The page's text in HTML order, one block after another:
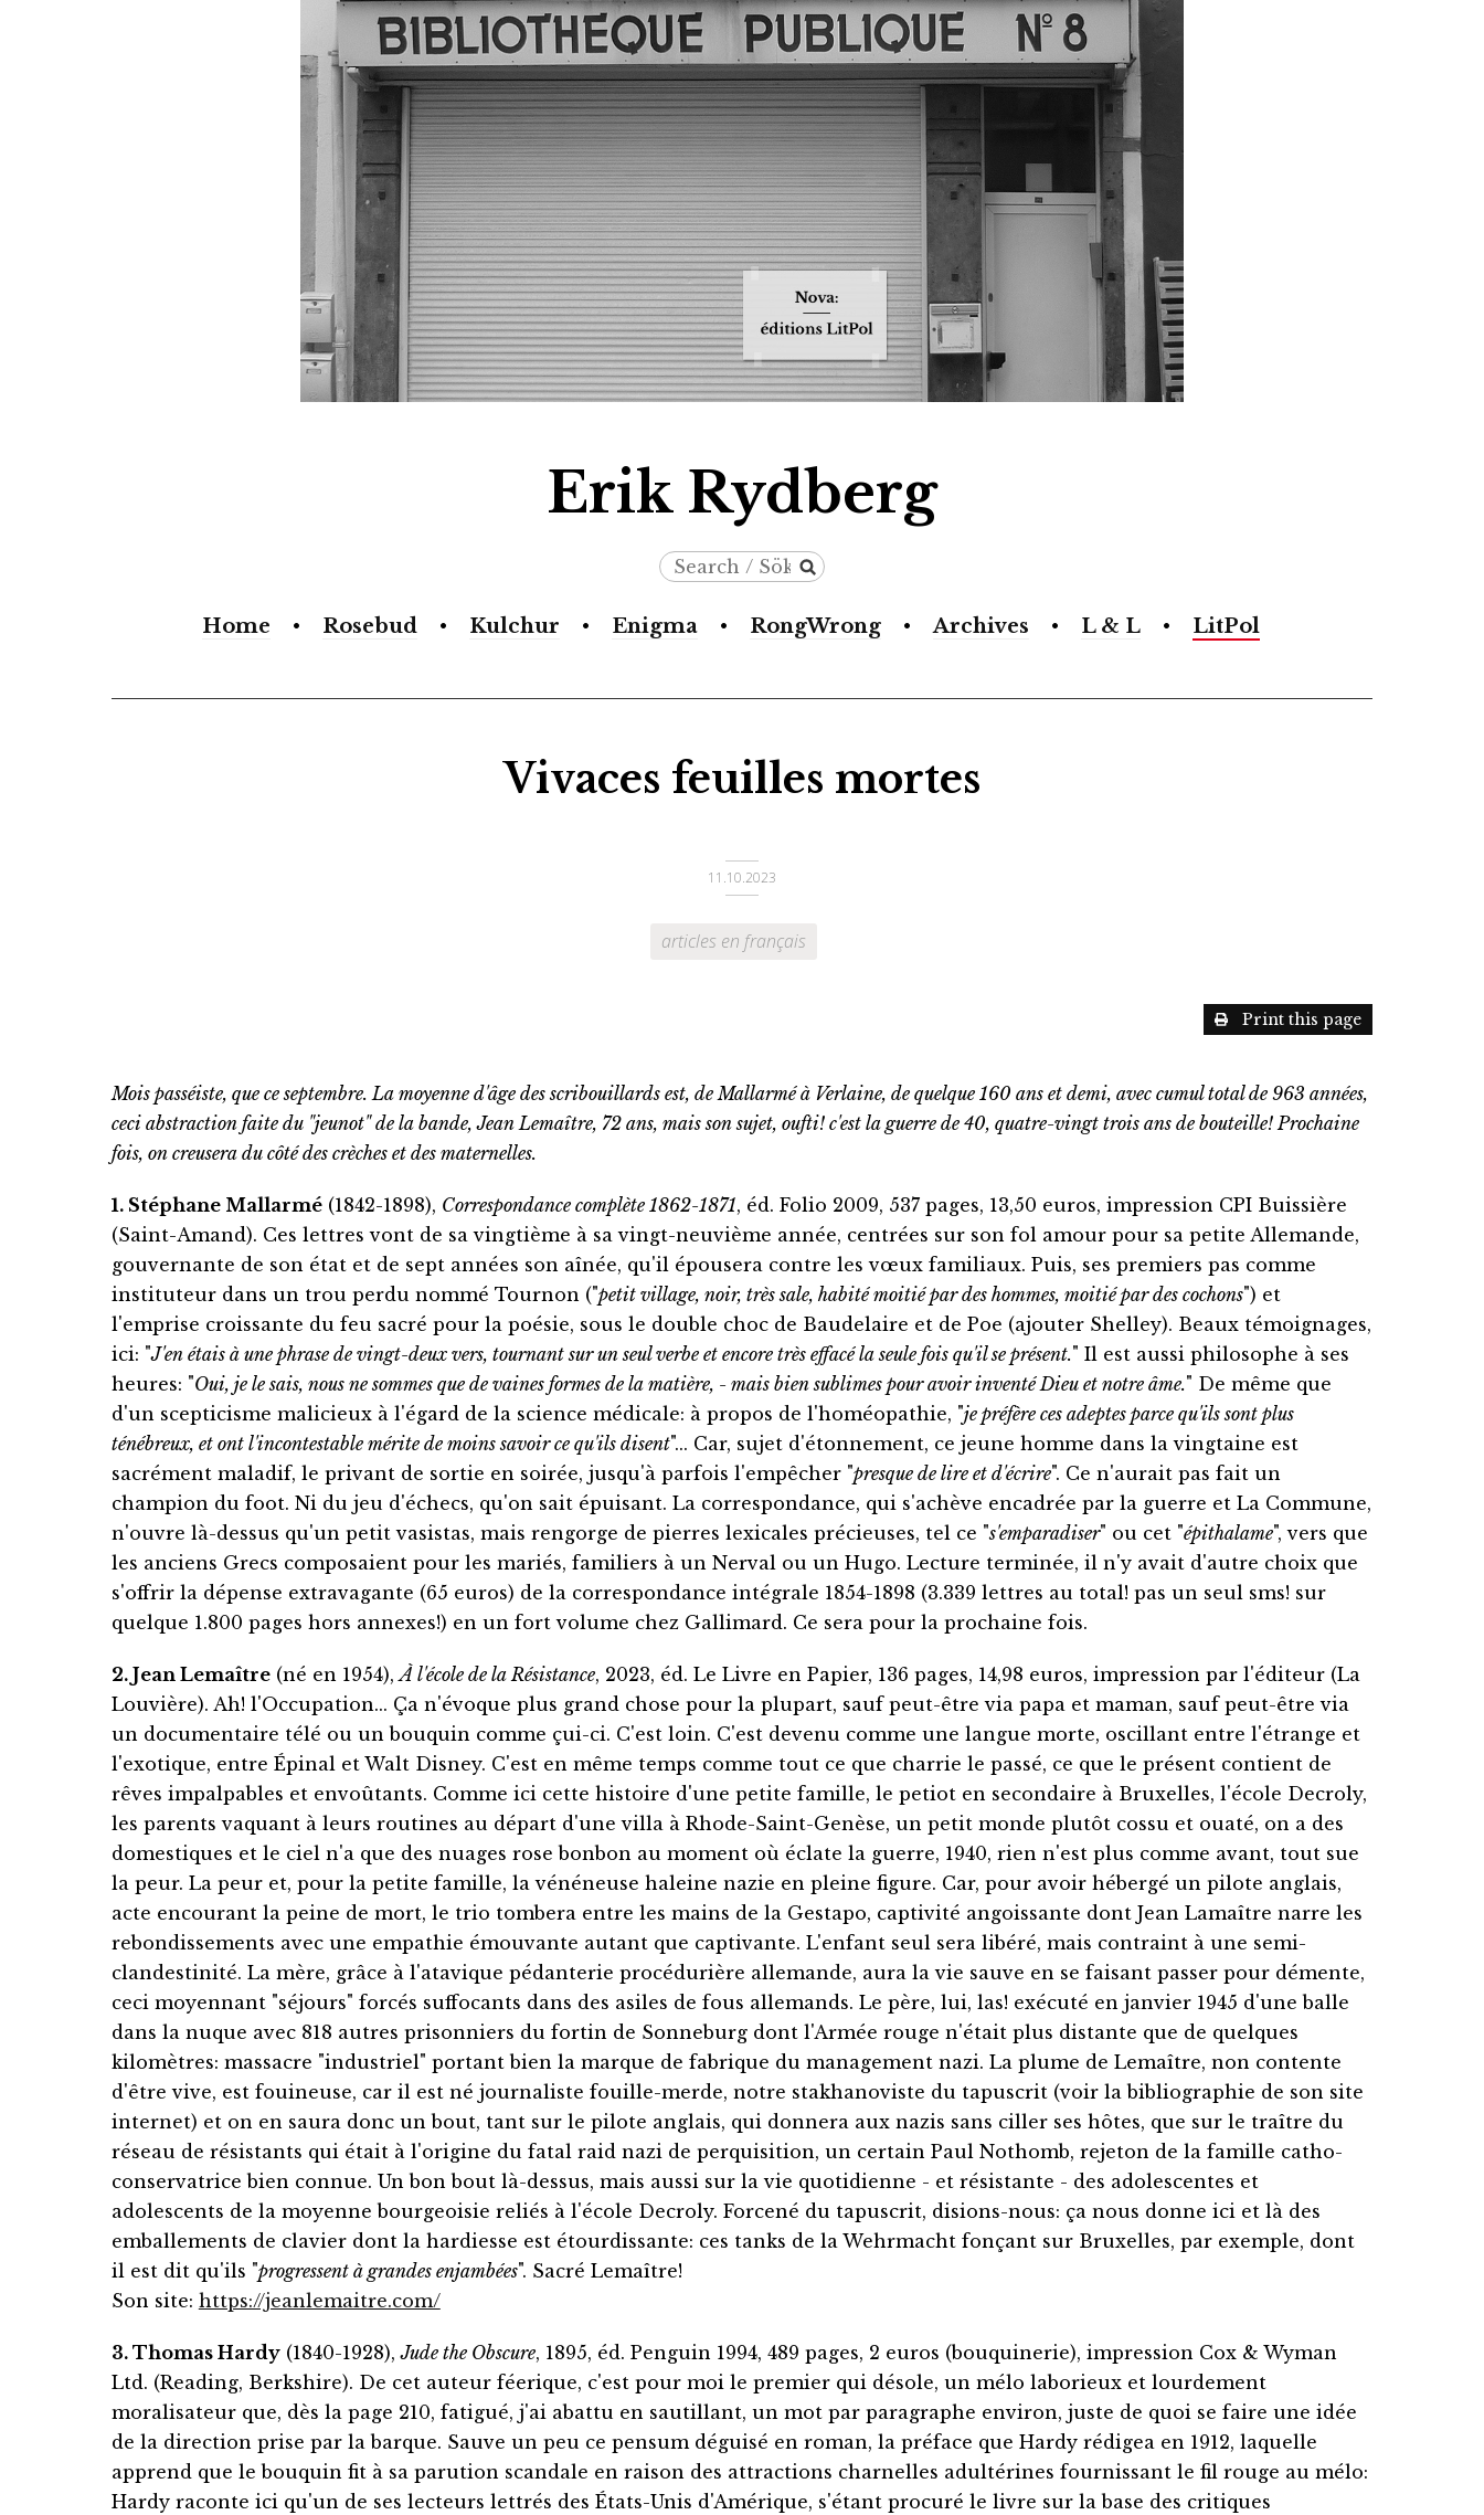
Jump to navigation
Erik Rydberg
form
Search
Sök
Home Rosebud Kulchur Enigma RongWrong Archives L & L LitPol
Vivaces feuilles mortes
11.10.2023
articles en français
Print this page
Mois passéiste, que ce septembre. La moyenne d'âge des scribouillards est, de Mallarmé à Verlaine, de quelque 160 ans et demi, avec cumul total de 963 années,
ceci abstraction faite du "jeunot" de la bande, Jean Lemaître, 72 ans, mais son sujet, oufti! c'est la guerre de 40, quatre-vingt trois ans de bouteille! Prochaine
fois, on creusera du côté des crèches et des maternelles.
1. Stéphane Mallarmé(1842-1898), Correspondance complète 1862-1871, éd. Folio 2009, 537 pages, 13,50 euros, impression CPI Buissière
(Saint-Amand). Ces lettres vont de sa vingtième à sa vingt-neuvième année, centrées sur son fol amour pour sa petite Allemande,
gouvernante de son état et de sept années son aînée, qu'il épousera contre les vœux familiaux. Puis, ses premiers pas comme
instituteur dans un trou perdu nommé Tournon ("petit village, noir, très sale, habité moitié par des hommes, moitié par des cochons") et
l'emprise croissante du feu sacré pour la poésie, sous le double choc de Baudelaire et de Poe (ajouter Shelley). Beaux témoignages,
ici: "J'en étais à une phrase de vingt-deux vers, tournant sur un seul verbe et encore très effacé la seule fois qu'il se présent." Il est aussi philosophe à ses
heures: "Oui, je le sais, nous ne sommes que de vaines formes de la matière, - mais bien sublimes pour avoir inventé Dieu et notre âme." De même que
d'un scepticisme malicieux à l'égard de la science médicale: à propos de l'homéopathie, "je préfère ces adeptes parce qu'ils sont plus
ténébreux, et ont l'incontestable mérite de moins savoir ce qu'ils disent"... Car, sujet d'étonnement, ce jeune homme dans la vingtaine est
sacrément maladif, le privant de sortie en soirée, jusqu'à parfois l'empêcher "presque de lire et d'écrire". Ce n'aurait pas fait un
champion du foot. Ni du jeu d'échecs, qu'on sait épuisant. La correspondance, qui s'achève encadrée par la guerre et La Commune,
n'ouvre là-dessus qu'un petit vasistas, mais rengorge de pierres lexicales précieuses, tel ce "s'emparadiser" ou cet "épithalame", vers que
les anciens Grecs composaient pour les mariés, familiers à un Nerval ou un Hugo. Lecture terminée, il n'y avait d'autre choix que
s'offrir la dépense extravagante (65 euros) de la correspondance intégrale 1854-1898 (3.339 lettres au total! pas un seul sms! sur
quelque 1.800 pages hors annexes!) en un fort volume chez Gallimard. Ce sera pour la prochaine fois.
2. Jean Lemaître(né en 1954),À l'école de la Résistance, 2023, éd. Le Livre en Papier, 136 pages, 14,98 euros, impression par l'éditeur (La
Louvière). Ah! l'Occupation... Ça n'évoque plus grand chose pour la plupart, sauf peut-être via papa et maman, sauf peut-être via
un documentaire télé ou un bouquin comme çui-ci. C'est loin. C'est devenu comme une langue morte, oscillant entre l'étrange et
l'exotique, entre Épinal et Walt Disney. C'est en même temps comme tout ce que charrie le passé, ce que le présent contient de
rêves impalpables et envoûtants. Comme ici cette histoire d'une petite famille, le petiot en secondaire à Bruxelles, l'école Decroly,
les parents vaquant à leurs routines au départ d'une villa à Rhode-Saint-Genèse, un petit monde plutôt cossu et ouaté, on a des
domestiques et le ciel n'a que des nuages rose bonbon au moment où éclate la guerre, 1940, rien n'est plus comme avant, tout sue
la peur. La peur et, pour la petite famille, la vénéneuse haleine nazie en pleine figure. Car, pour avoir hébergé un pilote anglais,
acte encourant la peine de mort, le trio tombera entre les mains de la Gestapo, captivité angoissante dont Jean Lamaître narre les
rebondissements avec une empathie émouvante autant que captivante. L'enfant seul sera libéré, mais contraint à une semi-
clandestinité. La mère, grâce à l'atavique pédanterie procédurière allemande, aura la vie sauve en se faisant passer pour démente,
ceci moyennant "séjours" forcés suffocants dans des asiles de fous allemands. Le père, lui, las! exécuté en janvier 1945 d'une balle
dans la nuque avec 818 autres prisonniers du fortin de Sonneburg dont l'Armée rouge n'était plus distante que de quelques
kilomètres: massacre "industriel" portant bien la marque de fabrique du management nazi. La plume de Lemaître, non contente
d'être vive, est fouineuse, car il est né journaliste fouille-merde, notre stakhanoviste du tapuscrit (voir la bibliographie de son site
internet) et on en saura donc un bout, tant sur le pilote anglais, qui donnera aux nazis sans ciller ses hôtes, que sur le traître du
réseau de résistants qui était à l'origine du fatal raid nazi de perquisition, un certain Paul Nothomb, rejeton de la famille catho-
conservatrice bien connue. Un bon bout là-dessus, mais aussi sur la vie quotidienne - et résistante - des adolescentes et
adolescents de la moyenne bourgeoisie reliés à l'école Decroly. Forcené du tapuscrit, disions-nous: ça nous donne ici et là des
emballements de clavier dont la hardiesse est étourdissante: ces tanks de la Wehrmacht fonçant sur Bruxelles, par exemple, dont
il est dit qu'ils "progressent à grandes enjambées". Sacré Lemaître!
Son site: https://jeanlemaitre.com/
3. Thomas Hardy(1840-1928),Jude the Obscure, 1895, éd. Penguin 1994, 489 pages, 2 euros (bouquinerie), impression Cox & Wyman
Ltd. (Reading, Berkshire). De cet auteur féerique, c'est pour moi le premier qui désole, un mélo laborieux et lourdement
moralisateur que, dès la page 210, fatigué, j'ai abattu en sautillant, un mot par paragraphe environ, juste de quoi se faire une idée
de la direction prise par la barque. Sauve un peu ce pensum déguisé en roman, la préface que Hardy rédigea en 1912, laquelle
apprend que le bouquin fit à sa parution scandale en raison des attractions charnelles adultérines fournissant le fil rouge au mélo:
Hardy raconte ici qu'un de ses lecteurs lettrés des États-Unis d'Amérique, s'étant procuré le livre sur la base des critiques